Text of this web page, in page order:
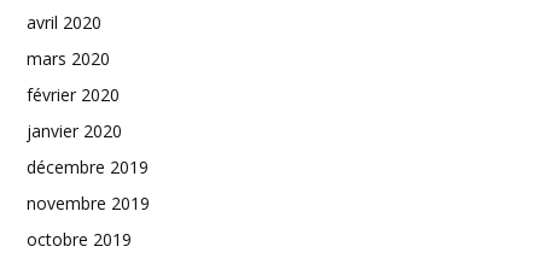
avril 2020
mars 2020
février 2020
janvier 2020
décembre 2019
novembre 2019
octobre 2019